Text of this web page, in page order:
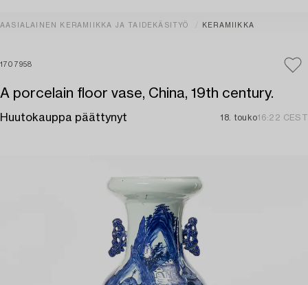
AASIALAINEN KERAMIIKKA JA TAIDEKÄSITYÖ KERAMIIKKA
1707958
A porcelain floor vase, China, 19th century.
Huutokauppa päättynyt 18. touko16:22 CEST